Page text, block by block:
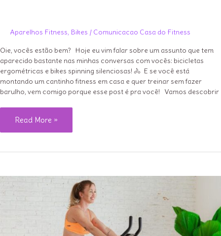
Aparelhos Fitness, Bikes / Comunicacao Casa do Fitness
Oie, vocês estão bem? Hoje eu vim falar sobre um assunto que tem
aparecido bastante nas minhas conversas com vocês: bicicletas
ergométricas e bikes spinning silenciosas! 🚴 ‍E se você está
montando um cantinho fitness em casa e quer treinar sem fazer
barulho, vem comigo porque esse post é pra você! Vamos descobrir
O
que
ergométrica
Read More »